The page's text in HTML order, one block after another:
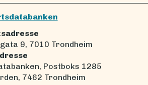
9, 7010 Trondheim
Postboks 1285
7462 Trondheim